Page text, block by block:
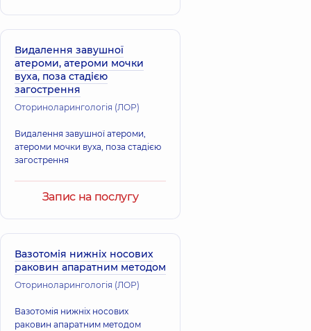
Видалення завушної
атероми, атероми мочки
вуха, поза стадією
загострення
Оториноларингологія (ЛОР)
Видалення завушної атероми,
атероми мочки вуха, поза стадією
загострення
Запис на послугу
Вазотомія нижніх носових
раковин апаратним методом
Оториноларингологія (ЛОР)
Вазотомія нижніх носових
раковин апаратним методом